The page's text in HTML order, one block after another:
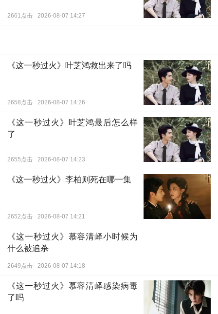
2661点击 2026-08-07 14:27
《这一秒过火》叶芝鸿救出来了吗
2658点击 2026-08-07 14:26
《这一秒过火》叶芝鸿最后怎么样
了
2655点击 2026-08-07 14:23
《这一秒过火》李柏则死在哪一集
2652点击 2026-08-07 14:21
《这一秒过火》慕容清峄小时候为
什么被追杀
2649点击 2026-08-07 14:18
《这一秒过火》慕容清峄感染病毒
了吗